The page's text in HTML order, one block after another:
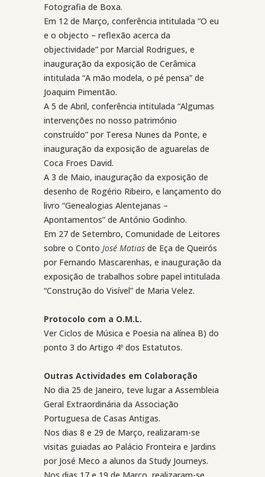
Fotografia de Boxa.
Em 12 de Março, conferência intitulada “O eu
e o objecto – reflexão acerca da
objectividade” por Marcial Rodrigues, e
inauguração da exposição de Cerâmica
intitulada “A mão modela, o pé pensa” de
Joaquim Pimentão.
A 5 de Abril, conferência intitulada “Algumas
intervenções no nosso património
construído” por Teresa Nunes da Ponte, e
inauguração da exposição de aguarelas de
Coca Froes David.
A 3 de Maio, inauguração da exposição de
desenho de Rogério Ribeiro, e lançamento do
livro “Genealogias Alentejanas –
Apontamentos” de António Godinho.
Em 27 de Setembro, Comunidade de Leitores
sobre o Conto José Matias de Eça de Queirós
por Fernando Mascarenhas, e inauguração da
exposição de trabalhos sobre papel intitulada
“Construção do Visível” de Maria Velez.
Protocolo com a O.M.L.
Ver Ciclos de Música e Poesia na alínea B) do
ponto 3 do Artigo 4º dos Estatutos.
Outras Actividades em Colaboração
No dia 25 de Janeiro, teve lugar a Assembleia
Geral Extraordinária da Associação
Portuguesa de Casas Antigas.
Nos dias 8 e 29 de Março, realizaram-se
visitas guiadas ao Palácio Fronteira e Jardins
por José Meco a alunos da Study Journeys.